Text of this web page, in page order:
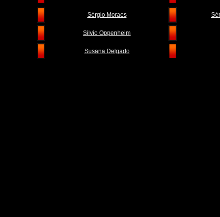
Sérgio Moraes
Silvio Oppenheim
Susana Delgado